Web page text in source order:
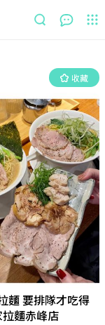
收藏
收藏
麵 要排隊才吃得
拉麵赤峰店